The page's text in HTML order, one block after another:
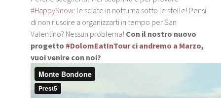
#HappySnow: le sciate in notturna sotto le stelle! Pensi
di non riuscire a organizzarti in tempo per San
Valentino? Nessun problema! Con il nostro nuovo
progetto #DolomEatInTour ci andremo a Marzo,
vuoi venire con noi?